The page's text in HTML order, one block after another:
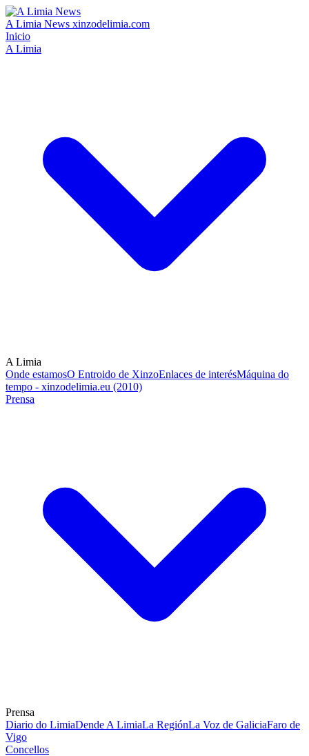
A Limia News xinzodelimia.com
Inicio
A Limia
A Limia
Onde estamosO Entroido de XinzoEnlaces de interésMáquina do
tempo - xinzodelimia.eu (2010)
Prensa
Prensa
Diario do LimiaDende A LimiaLa RegiónLa Voz de GaliciaFaro de
Vigo
Concellos